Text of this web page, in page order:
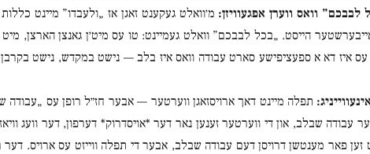
וואס ווערן אפגעוויזן: מ׳וואלט געקענט זאגן אז „ולעבדו” מיינט
הייסט. „בכל לבבכם” וואלט געמיינט: טו עס מיט׳ן גאנצן הארצן,
עס איז דא א ספעציפישע סארט עבודה וואס איז בלב — נישט במקדש, נישט
תפלה מיינט דאך ארויסזאגן ווערטער — אבער חז״ל רופן עס „עבודה
עבודה שבלב, און די ווערטער זענען נאר דער *אויסדרוק* דערפון, דער וועג
פאר מענטשן דרויסן דעם עבודה שבלב, אבער די תפלה ווייזט עס ארויס.